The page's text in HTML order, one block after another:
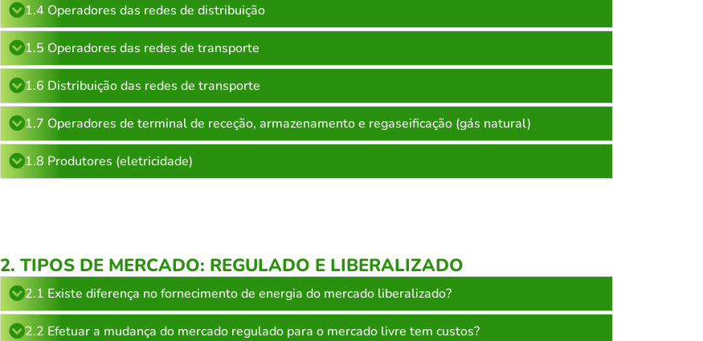
1.4 Operadores das redes de distribuição
1.5 Operadores das redes de transporte
1.6 Distribuição das redes de transporte
1.7 Operadores de terminal de receção, armazenamento e regaseificação (gás natural)
1.8 Produtores (eletricidade)
2. TIPOS DE MERCADO: REGULADO E LIBERALIZADO
2.1 Existe diferença no fornecimento de energia do mercado liberalizado?
2.2 Efetuar a mudança do mercado regulado para o mercado livre tem custos?